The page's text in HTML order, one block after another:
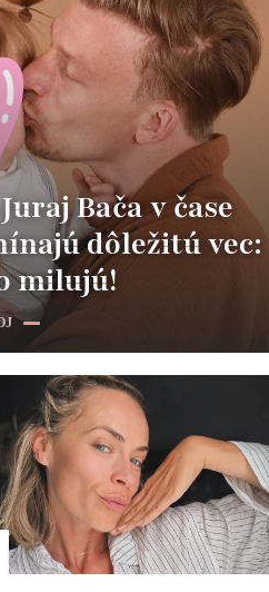
Bača v čase
dôležitú vec:
milujú!